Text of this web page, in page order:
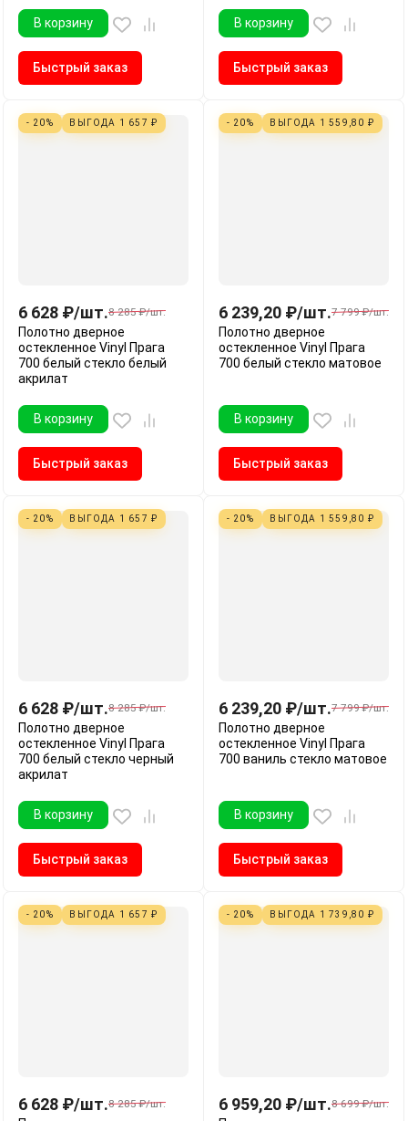
В корзину
Быстрый заказ
В корзину
Быстрый заказ
- 20% ВЫГОДА 1 657 ₽
6 628 ₽/шт.8 285 ₽/шт.
Полотно дверное
остекленное Vinyl Прага
700 белый стекло белый
акрилат
В корзину
Быстрый заказ
- 20% ВЫГОДА 1 559,80 ₽
6 239,20 ₽/шт.7 799 ₽/шт.
Полотно дверное
остекленное Vinyl Прага
700 белый стекло матовое
В корзину
Быстрый заказ
- 20% ВЫГОДА 1 657 ₽
6 628 ₽/шт.8 285 ₽/шт.
Полотно дверное
остекленное Vinyl Прага
700 белый стекло черный
акрилат
В корзину
Быстрый заказ
- 20% ВЫГОДА 1 559,80 ₽
6 239,20 ₽/шт.7 799 ₽/шт.
Полотно дверное
остекленное Vinyl Прага
700 ваниль стекло матовое
В корзину
Быстрый заказ
- 20% ВЫГОДА 1 657 ₽
6 628 ₽/шт.8 285 ₽/шт.
- 20% ВЫГОДА 1 739,80 ₽
6 959,20 ₽/шт.8 699 ₽/шт.